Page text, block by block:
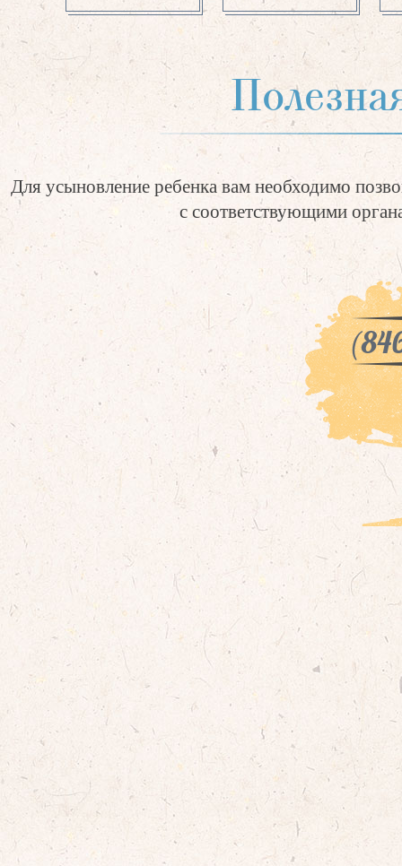
Для усыновление ребенка вам необходимо
с соответствующими